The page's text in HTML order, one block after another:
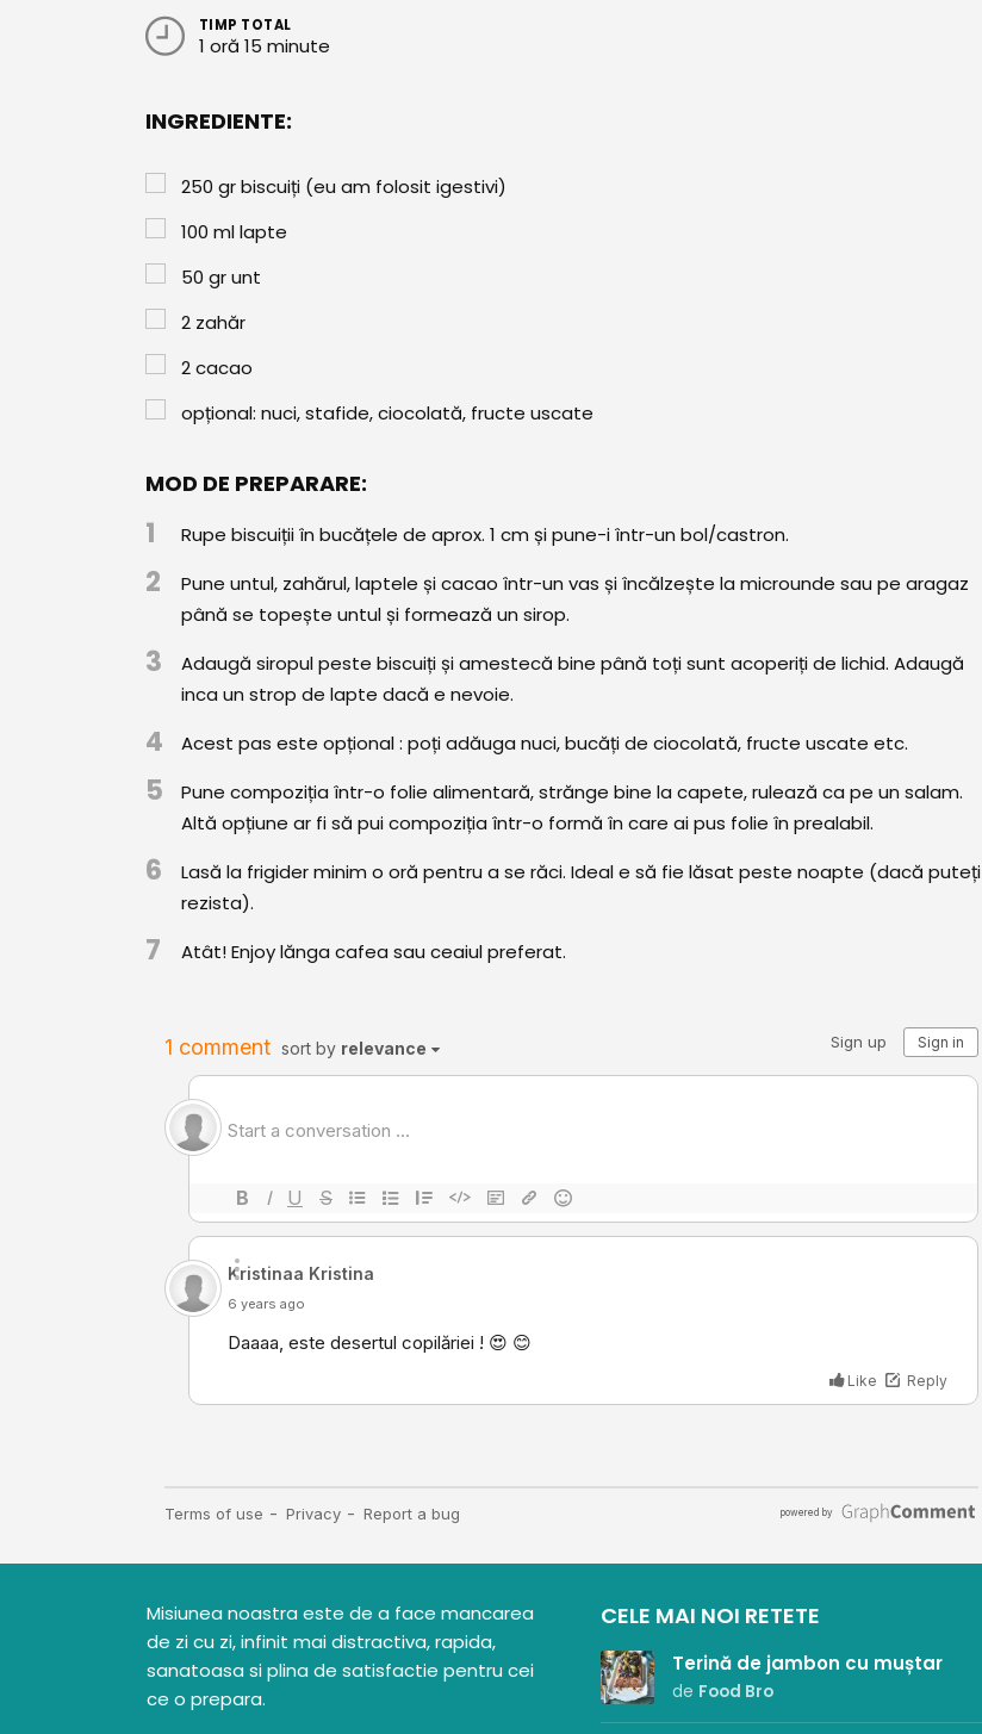
TIMP TOTAL
1 oră 15 minute
INGREDIENTE:
250 grbiscuiți (eu am folosit igestivi)
100 mllapte
50 grunt
2 zahăr
2cacao
opțional: nuci, stafide, ciocolată, fructe uscate
MOD DE PREPARARE:
1 Rupe biscuiții în bucățele de aprox. 1 cm și pune-i într-un bol/castron.
2
Pune untul, zahărul, laptele și cacao într-un vas și încălzește la microunde sau pe aragaz
până se topește untul și formează un sirop.
3
Adaugă siropul peste biscuiți și amestecă bine până toți sunt acoperiți de lichid. Adaugă
inca un strop de lapte dacă e nevoie.
4 Acest pas este opțional : poți adăuga nuci, bucăți de ciocolată, fructe uscate etc.
5
Pune compoziția într-o folie alimentară, strănge bine la capete, rulează ca pe un salam.
Altă opțiune ar fi să pui compoziția într-o formă în care ai pus folie în prealabil.
6
Lasă la frigider minim o oră pentru a se răci. Ideal e să fie lăsat peste noapte (dacă puteți
rezista).
7 Atât! Enjoy lănga cafea sau ceaiul preferat.
Misiunea noastra este de a face mancarea
de zi cu zi, infinit mai distractiva, rapida,
sanatoasa si plina de satisfactie pentru cei
ce o prepara.
CELE MAI NOI RETETE
Terină de jambon cu muștar
de Food Bro